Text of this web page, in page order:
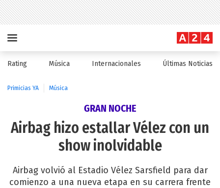
Rating Música Internacionales Últimas Noticias
Primicias YA Música
GRAN NOCHE
Airbag hizo estallar Vélez con un
show inolvidable
Airbag volvió al Estadio Vélez Sarsfield para dar
comienzo a una nueva etapa en su carrera frente